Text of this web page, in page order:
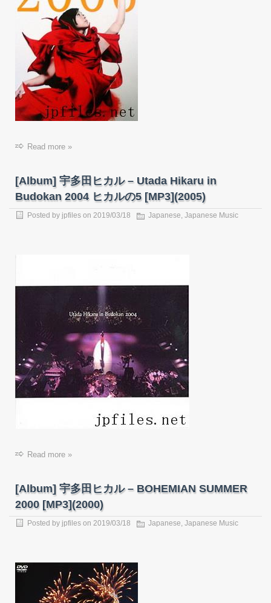
Read more »
[Album] 宇多田ヒカル – Utada Hikaru in
Budokan 2004 ヒカルの5 [MP3](2005)
Posted by jpfiles on 2019/03/18 Japanese, Japanese Music
Read more »
[Album] 宇多田ヒカル – BOHEMIAN SUMMER
2000 [MP3](2000)
Posted by jpfiles on 2019/03/18 Japanese, Japanese Music